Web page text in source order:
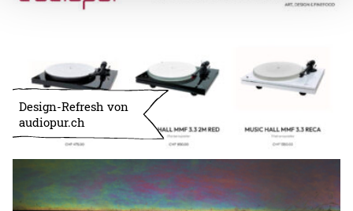
Design-Refresh von
audiopur.ch